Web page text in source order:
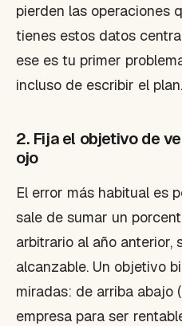
pierden las operaciones
tienes estos datos
ese es tu primer
incluso de escribir el plan.
2. Fija el objetivo de
ojo
El error más habitual es
sale de sumar un
arbitrario al año anterior,
alcanzable. Un objetivo
miradas: de arriba abajo
empresa para ser